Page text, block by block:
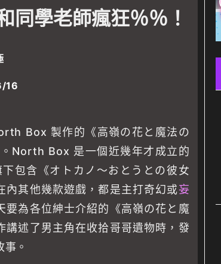
同學老師瘋狂％％！
16
Box 製作的《高嶺の花と魔法の
North Box 是一個近幾年才成立的
包含《オトカノ～おとうとの彼女
內其他幾款遊戲，都是主打奇幻或妄
要為各位紳士介紹的《高嶺の花と魔
講述了男主角在收拾哥哥遺物時，發
。